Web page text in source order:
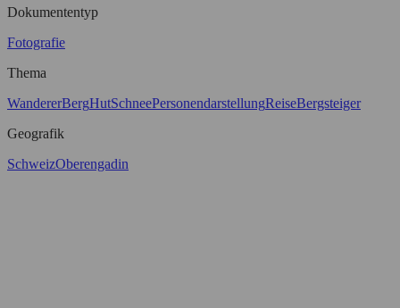
Dokumententyp
Fotografie
Thema
WandererBergHutSchneePersonendarstellungReiseBergsteiger
Geografik
SchweizOberengadin